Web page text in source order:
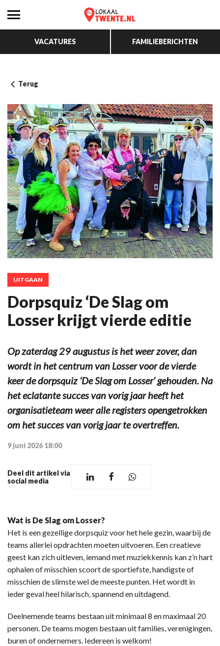
VACATURES FAMILIEBERICHTEN
Terug
UITGAAN
Dorpsquiz ‘De Slag om
Losser krijgt vierde editie
Op zaterdag 29 augustus is het weer zover, dan
wordt in het centrum van Losser voor de vierde
keer de dorpsquiz ‘De Slag om Losser’ gehouden. Na
het eclatante succes van vorig jaar heeft het
organisatieteam weer alle registers opengetrokken
om het succes van vorig jaar te overtreffen.
9 juni 2026 18:00
Deel dit artikel via
social media
Wat is De Slag om Losser?
Het is een gezellige dorpsquiz voor het hele gezin, waarbij de
teams allerlei opdrachten moeten uitvoeren. Een creatieve
geest kan zich uitleven, iemand met muziekkennis kan z’n hart
ophalen of misschien scoort de sportiefste, handigste of
misschien de slimste wel de meeste punten. Het wordt in
ieder geval heel hilarisch, spannend en uitdagend.
Deelnemende teams bestaan uit minimaal 8 en maximaal 20
personen. De teams mogen bestaan uit families, verenigingen,
buren of ondernemers. Iedereen is welkom!